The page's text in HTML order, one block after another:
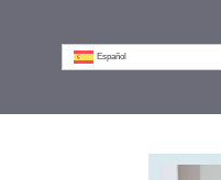
Español